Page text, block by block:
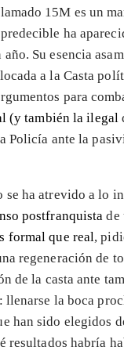
15M es un
ha
año. Su esencia
a la Casta
para
(y también la ilegal
Policía ante la
se ha atrevido a lo
postfranquista de
formal que real,
regeneración de
de la casta ante
la boca
han sido elegidos
resultados habría